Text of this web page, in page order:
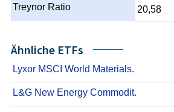
Treynor Ratio 20,58
Ähnliche ETFs
Lyxor MSCI World Materials.
L&G New Energy Commodit.